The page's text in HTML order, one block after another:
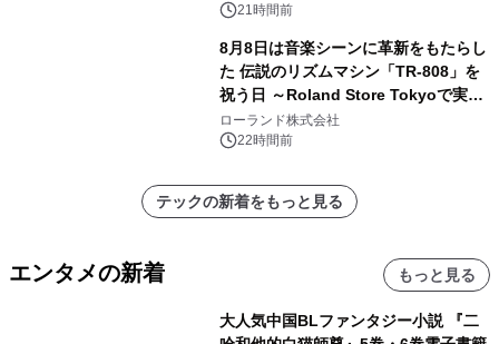
21時間前
8月8日は音楽シーンに革新をもたらし
た 伝説のリズムマシン「TR-808」を
祝う日 ～Roland Store Tokyoで実機
を展示しての 記念キャンペーンを開
催 英国ラジオ「NTS」の 特別プログ
アーティストを フィーチャーしたアニ
メーションを公開～
ローランド株式会社
22時間前
テックの新着をもっと見る
エンタメの新着 もっと見る
大人気中国BLファンタジー小説 『二